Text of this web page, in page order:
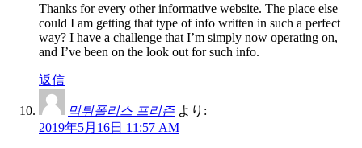
Thanks for every other informative website. The place else
could I am getting that type of info written in such a perfect
way? I have a challenge that I’m simply now operating on,
and I’ve been on the look out for such info.
返信
먹튀폴리스 프리즌 より:
2019年5月16日 11:57 AM